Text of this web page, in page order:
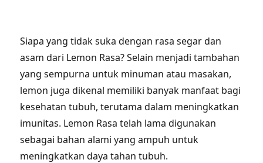
Siapa yang tidak suka dengan rasa segar dan
asam dari Lemon Rasa? Selain menjadi tambahan
yang sempurna untuk minuman atau masakan,
lemon juga dikenal memiliki banyak manfaat bagi
kesehatan tubuh, terutama dalam meningkatkan
imunitas. Lemon Rasa telah lama digunakan
sebagai bahan alami yang ampuh untuk
meningkatkan daya tahan tubuh.